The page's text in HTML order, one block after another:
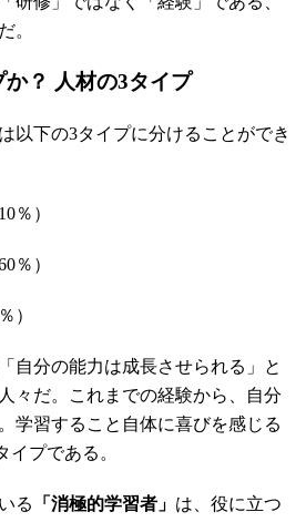
。
？ 人材の3タイプ
以下の3タイプに分けることができ
％）
％）
）
自分の能力は成長させられる」と
々だ。これまでの経験から、自分
学習すること自体に喜びを感じる
イプである。
る 「消極的学習者」 は、役に立つ